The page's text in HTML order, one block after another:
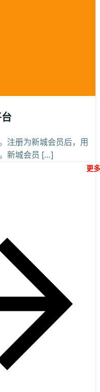
注册为新城会员后，用
新城会员 […]
更多